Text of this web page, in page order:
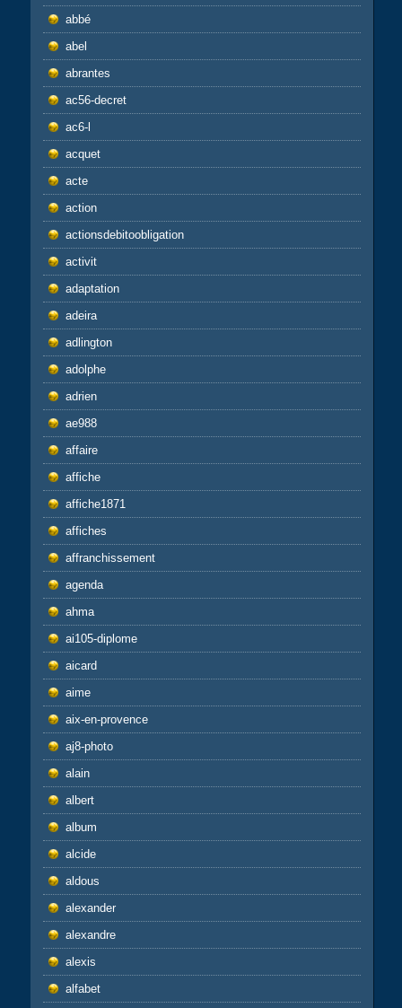
abbé
abel
abrantes
ac56-decret
ac6-l
acquet
acte
action
actionsdebitoobligation
activit
adaptation
adeira
adlington
adolphe
adrien
ae988
affaire
affiche
affiche1871
affiches
affranchissement
agenda
ahma
ai105-diplome
aicard
aime
aix-en-provence
aj8-photo
alain
albert
album
alcide
aldous
alexander
alexandre
alexis
alfabet